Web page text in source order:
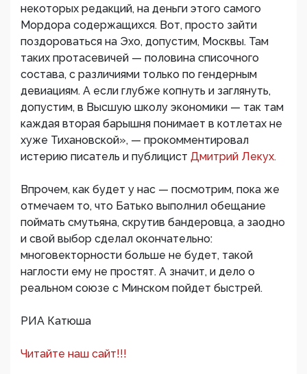
некоторых редакций, на деньги этого самого
Мордора содержащихся. Вот, просто зайти
поздороваться на Эхо, допустим, Москвы. Там
таких протасевичей — половина списочного
состава, с различиями только по гендерным
девиациям. А если глубже копнуть и заглянуть,
допустим, в Высшую школу экономики — так там
каждая вторая барышня понимает в котлетах не
хуже Тихановской», — прокомментировал
истерию писатель и публицист Дмитрий Лекух.
Впрочем, как будет у нас — посмотрим, пока же
отмечаем то, что Батько выполнил обещание
поймать смутьяна, скрутив бандеровца, а заодно
и свой выбор сделал окончательно:
многовекторности больше не будет, такой
наглости ему не простят. А значит, и дело о
реальном союзе с Минском пойдет быстрей.
РИА Катюша
Читайте наш сайт!!!